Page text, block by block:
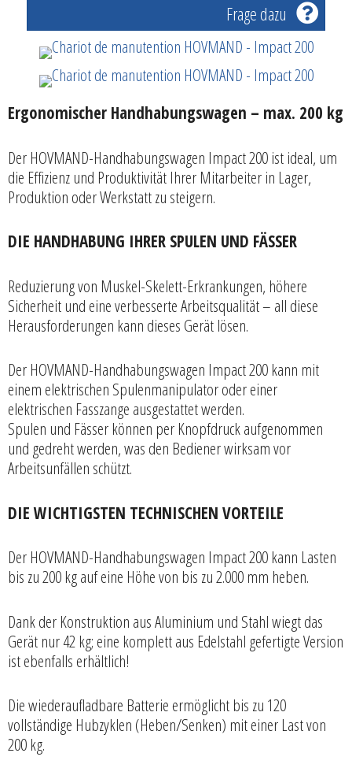
Frage dazu
Ergonomischer Handhabungswagen – max. 200 kg
Der HOVMAND-Handhabungswagen Impact 200 ist ideal, um
die Effizienz und Produktivität Ihrer Mitarbeiter in Lager,
Produktion oder Werkstatt zu steigern.
DIE HANDHABUNG IHRER SPULEN UND FÄSSER
Reduzierung von Muskel-Skelett-Erkrankungen, höhere
Sicherheit und eine verbesserte Arbeitsqualität – all diese
Herausforderungen kann dieses Gerät lösen.
Der HOVMAND-Handhabungswagen Impact 200 kann mit
einem elektrischen Spulenmanipulator oder einer
elektrischen Fasszange ausgestattet werden.
Spulen und Fässer können per Knopfdruck aufgenommen
und gedreht werden, was den Bediener wirksam vor
Arbeitsunfällen schützt.
DIE WICHTIGSTEN TECHNISCHEN VORTEILE
Der HOVMAND-Handhabungswagen Impact 200 kann Lasten
bis zu 200 kg auf eine Höhe von bis zu 2.000 mm heben.
Dank der Konstruktion aus Aluminium und Stahl wiegt das
Gerät nur 42 kg; eine komplett aus Edelstahl gefertigte Version
ist ebenfalls erhältlich!
Die wiederaufladbare Batterie ermöglicht bis zu 120
vollständige Hubzyklen (Heben/Senken) mit einer Last von
200 kg.